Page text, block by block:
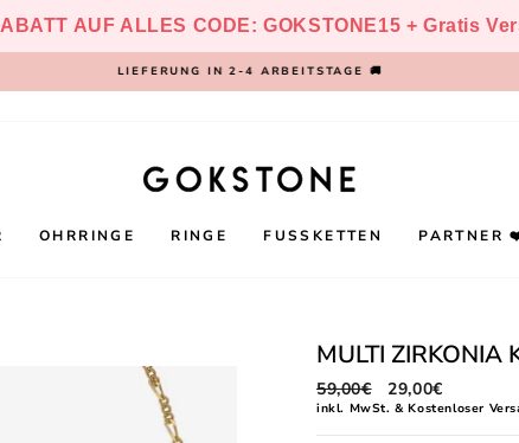
AUF ALLES CODE: GOKSTONE15 + Gratis
Pause
LIEFERUNG IN 2-4 ARBEITSTAGE 🚚
OHRRINGE RINGE FUSSKETTEN PARTNER
MULTI ZIRKONIA
Normaler
Preis
59,00€ Sonderpreis
29,00€
inkl. MwSt. & Kostenloser